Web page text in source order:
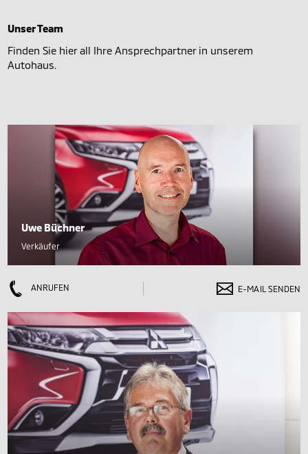
Unser Team
Finden Sie hier all Ihre Ansprechpartner in unserem
Autohaus.
Uwe Büchner
Verkäufer
ANRUFEN E-MAIL SENDEN